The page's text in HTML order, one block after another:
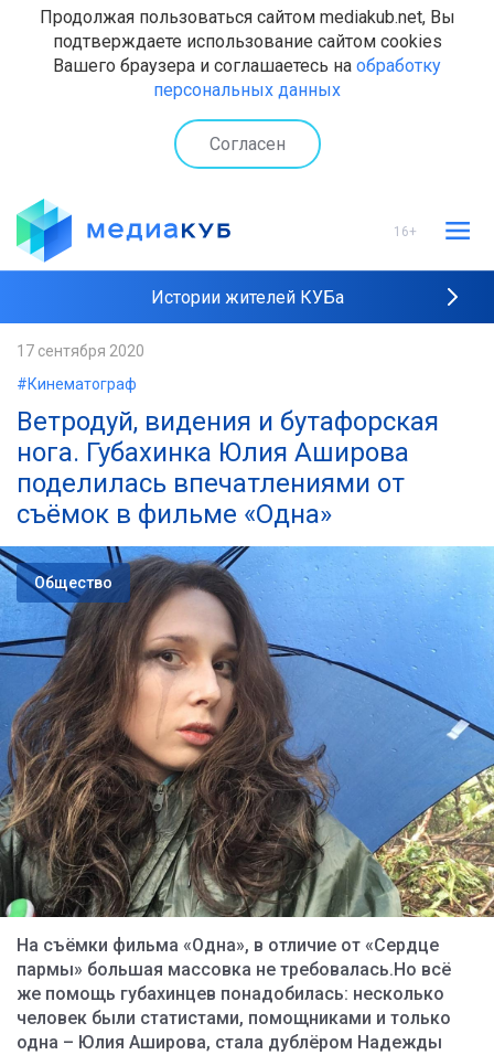
Продолжая пользоваться сайтом mediakub.net, Вы
подтверждаете использование сайтом cookies
Вашего браузера и соглашаетесь на обработку
персональных данных
Согласен
16+
Истории жителей КУБа
Наши интервью
17 сентября 2020
#Кинематограф
Ветродуй, видения и бутафорская
нога. Губахинка Юлия Аширова
поделилась впечатлениями от
съёмок в фильме «Одна»
Общество
На съёмки фильма «Одна», в отличие от «Сердце
пармы» большая массовка не требовалась.Но всё
же помощь губахинцев понадобилась: несколько
человек были статистами, помощниками и только
одна – Юлия Аширова, стала дублёром Надежды